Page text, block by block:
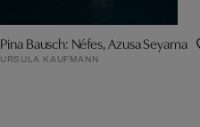
Pina Bausch: Néfes, Azusa Seyama
URSULA KAUFMANN